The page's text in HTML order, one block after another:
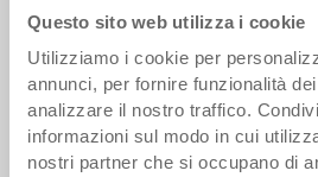
Questo sito web utilizza i cookie
Utilizziamo i cookie per
annunci, per fornire funzionalità
analizzare il nostro traffico.
informazioni sul modo in cui
nostri partner che si occupano di
Disponbilità: gestito a stock
Il prodotto non può essere
offerta
Dati articolo